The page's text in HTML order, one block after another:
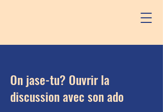
On jase-tu? Ouvrir la
discussion avec son ado